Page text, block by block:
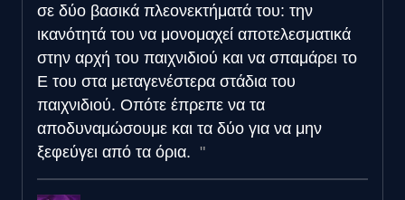
σε δύο βασικά πλεονεκτήματά του: την
ικανότητά του να μονομαχεί αποτελεσματικά
στην αρχή του παιχνιδιού και να σπαμάρει το
E του στα μεταγενέστερα στάδια του
παιχνιδιού. Οπότε έπρεπε να τα
αποδυναμώσουμε και τα δύο για να μην
ξεφεύγει από τα όρια.